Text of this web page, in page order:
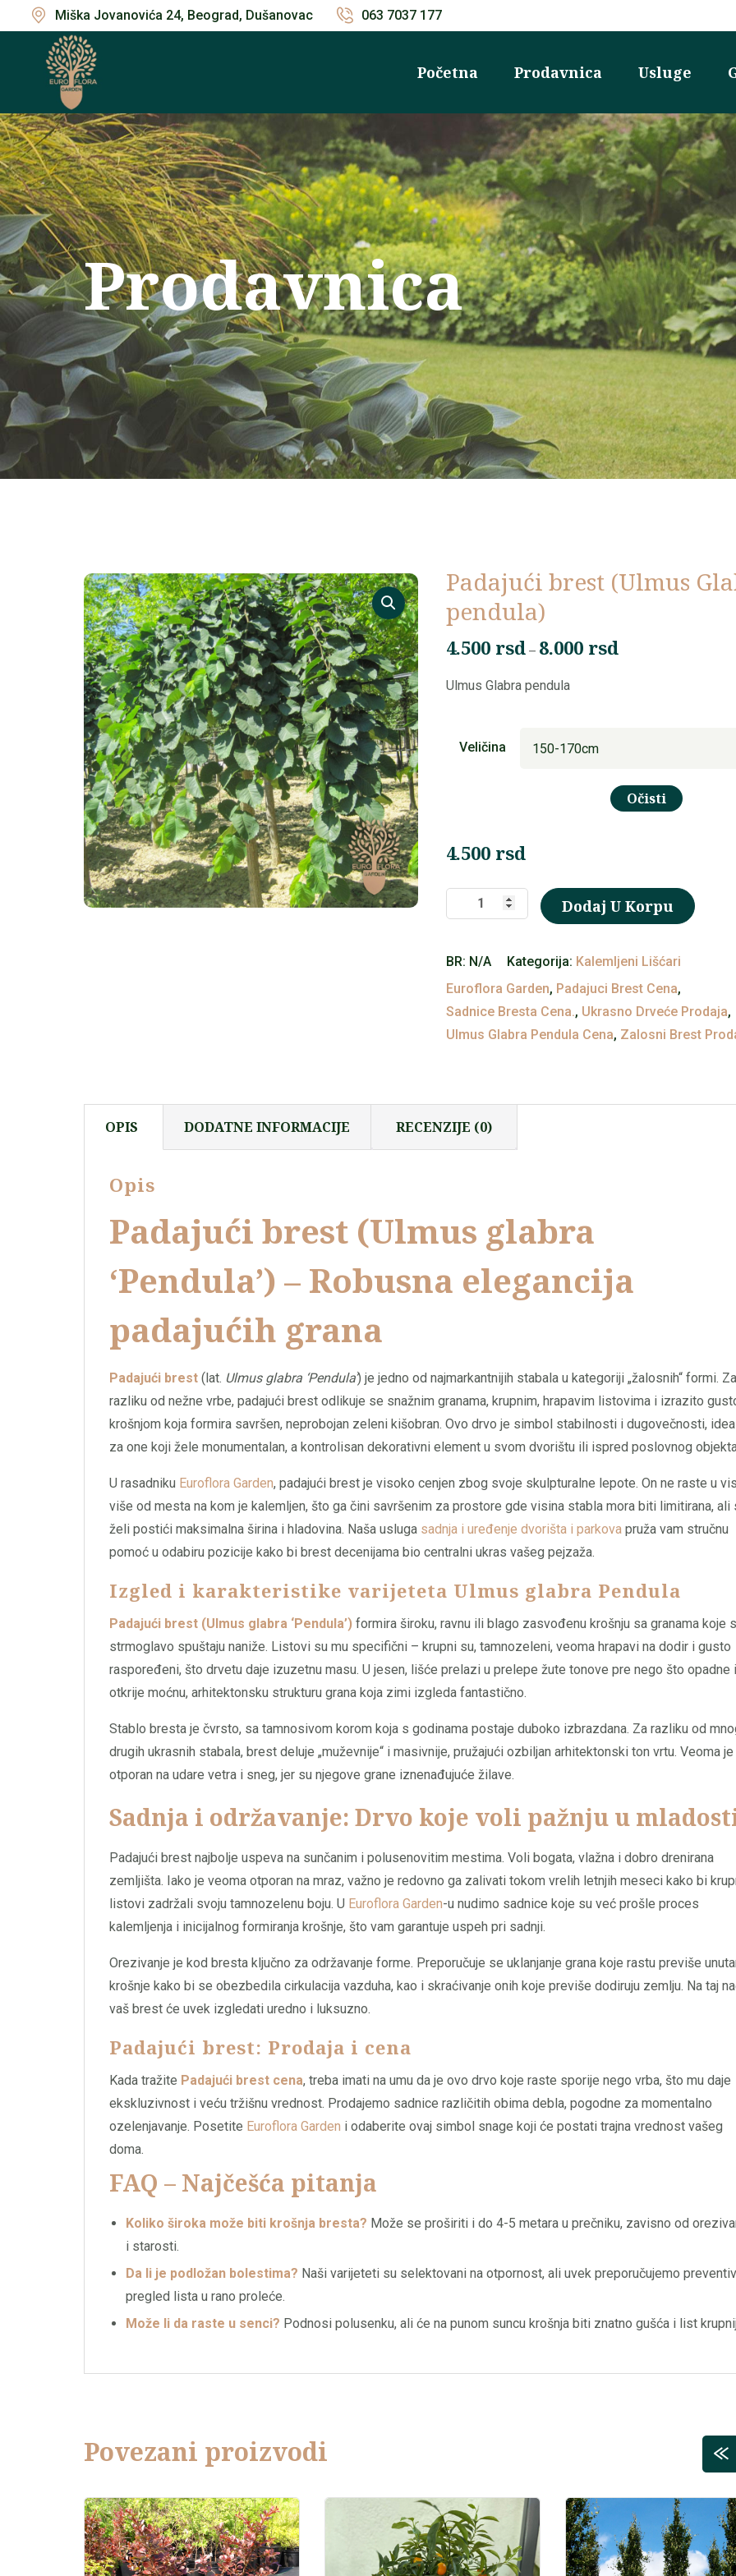
Miška Jovanovića 24, Beograd, Dušanovac 063 7037 177
Početna Prodavnica Usluge
Prodavnica
⁠Padajući brest (Ulmus
pendula)
4.500 rsd– 8.000 rsd
Ulmus Glabra pendula
Veličina
Očisti
4.500 rsd
⁠Padajući
brest
Glabra
pendula)
količina
Dodaj U Korpu
BR: N/A Kategorija: Kalemljeni Lišćari
Euroflora Garden, Padajuci Brest Cena,
Sadnice Bresta Cena., Ukrasno Drveće Prodaja,
Ulmus Glabra Pendula Cena, Zalosni Brest
OPIS DODATNE INFORMACIJE RECENZIJE (0)
Opis
Padajući brest (Ulmus glabra
‘Pendula’) – Robusna elegancija
padajućih grana
Padajući brest (lat. Ulmus glabra ‘Pendula’) je jedno od najmarkantnijih stabala u kategoriji „žalosnih“ formi. Za
razliku od nežne vrbe, padajući brest odlikuje se snažnim granama, krupnim, hrapavim listovima i izrazito
krošnjom koja formira savršen, neprobojan zeleni kišobran. Ovo drvo je simbol stabilnosti i dugovečnosti,
za one koji žele monumentalan, a kontrolisan dekorativni element u svom dvorištu ili ispred poslovnog
U rasadniku Euroflora Garden, padajući brest je visoko cenjen zbog svoje skulpturalne lepote. On ne raste u
više od mesta na kom je kalemljen, što ga čini savršenim za prostore gde visina stabla mora biti limitirana, ali
želi postići maksimalna širina i hladovina. Naša usluga sadnja i uređenje dvorišta i parkova pruža vam stručnu
pomoć u odabiru pozicije kako bi brest decenijama bio centralni ukras vašeg pejzaža.
Izgled i karakteristike varijeteta Ulmus glabra Pendula
Padajući brest (Ulmus glabra ‘Pendula’) formira široku, ravnu ili blago zasvođenu krošnju sa granama koje
strmoglavo spuštaju naniže. Listovi su mu specifični – krupni su, tamnozeleni, veoma hrapavi na dodir i gusto
raspoređeni, što drvetu daje izuzetnu masu. U jesen, lišće prelazi u prelepe žute tonove pre nego što opadne i
otkrije moćnu, arhitektonsku strukturu grana koja zimi izgleda fantastično.
Stablo bresta je čvrsto, sa tamnosivom korom koja s godinama postaje duboko izbrazdana. Za razliku od
drugih ukrasnih stabala, brest deluje „muževnije“ i masivnije, pružajući ozbiljan arhitektonski ton vrtu. Veoma je
otporan na udare vetra i sneg, jer su njegove grane iznenađujuće žilave.
Sadnja i održavanje: Drvo koje voli pažnju u
Padajući brest najbolje uspeva na sunčanim i polusenovitim mestima. Voli bogata, vlažna i dobro drenirana
zemljišta. Iako je veoma otporan na mraz, važno je redovno ga zalivati tokom vrelih letnjih meseci kako bi
listovi zadržali svoju tamnozelenu boju. U Euroflora Garden-u nudimo sadnice koje su već prošle proces
kalemljenja i inicijalnog formiranja krošnje, što vam garantuje uspeh pri sadnji.
Orezivanje je kod bresta ključno za održavanje forme. Preporučuje se uklanjanje grana koje rastu previše
krošnje kako bi se obezbedila cirkulacija vazduha, kao i skraćivanje onih koje previše dodiruju zemlju. Na taj
vaš brest će uvek izgledati uredno i luksuzno.
Padajući brest: Prodaja i cena
Kada tražite Padajući brest cena, treba imati na umu da je ovo drvo koje raste sporije nego vrba, što mu daje
ekskluzivnost i veću tržišnu vrednost. Prodajemo sadnice različitih obima debla, pogodne za momentalno
ozelenjavanje. Posetite Euroflora Garden i odaberite ovaj simbol snage koji će postati trajna vrednost vašeg
doma.
FAQ – Najčešća pitanja
Koliko široka može biti krošnja bresta? Može se proširiti i do 4-5 metara u prečniku, zavisno od
i starosti.
Da li je podložan bolestima? Naši varijeteti su selektovani na otpornost, ali uvek preporučujemo
pregled lista u rano proleće.
Može li da raste u senci? Podnosi polusenku, ali će na punom suncu krošnja biti znatno gušća i list
Povezani proizvodi